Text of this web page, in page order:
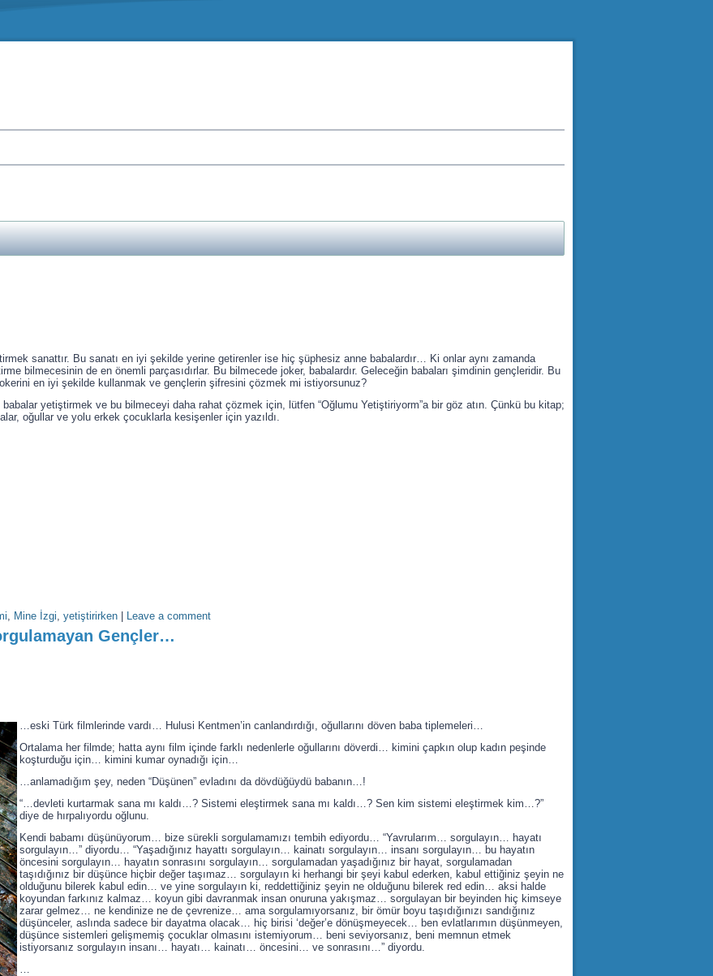
sanattır. Bu sanatı en iyi şekilde yerine getirenler ise hiç şüphesiz anne babalardır… Ki onlar aynı zamanda
bilmecesinin de en önemli parçasıdırlar. Bu bilmecede joker, babalardır. Geleceğin babaları şimdinin gençleridir. Bu
en iyi şekilde kullanmak ve gençlerin şifresini çözmek mi istiyorsunuz?
yetiştirmek ve bu bilmeceyi daha rahat çözmek için, lütfen “Oğlumu Yetiştiriyorm”a bir göz atın. Çünkü bu kitap;
oğullar ve yolu erkek çocuklarla kesişenler için yazıldı.
, Mine İzgi, yetiştirirken Leave a comment
Gençler…
…eski Türk filmlerinde vardı… Hulusi Kentmen’in canlandırdığı, oğullarını döven baba tiplemeleri…
Ortalama her filmde; hatta aynı film içinde farklı nedenlerle oğullarını döverdi… kimini çapkın olup kadın peşinde
koşturduğu için… kimini kumar oynadığı için…
…anlamadığım şey, neden “Düşünen” evladını da dövdüğüydü babanın…!
“…devleti kurtarmak sana mı kaldı…? Sistemi eleştirmek sana mı kaldı…? Sen kim sistemi eleştirmek kim…?”
diye de hırpalıyordu oğlunu.
Kendi babamı düşünüyorum… bize sürekli sorgulamamızı tembih ediyordu… “Yavrularım… sorgulayın… hayatı
sorgulayın…” diyordu… “Yaşadığınız hayattı sorgulayın… kainatı sorgulayın… insanı sorgulayın… bu hayatın
öncesini sorgulayın… hayatın sonrasını sorgulayın… sorgulamadan yaşadığınız bir hayat, sorgulamadan
taşıdığınız bir düşünce hiçbir değer taşımaz… sorgulayın ki herhangi bir şeyi kabul ederken, kabul ettiğiniz şeyin ne
olduğunu bilerek kabul edin… ve yine sorgulayın ki, reddettiğiniz şeyin ne olduğunu bilerek red edin… aksi halde
koyundan farkınız kalmaz… koyun gibi davranmak insan onuruna yakışmaz… sorgulayan bir beyinden hiç kimseye
zarar gelmez… ne kendinize ne de çevrenize… ama sorgulamıyorsanız, bir ömür boyu taşıdığınızı sandığınız
düşünceler, aslında sadece bir dayatma olacak… hiç birisi ‘değer’e dönüşmeyecek… ben evlatlarımın düşünmeyen,
düşünce sistemleri gelişmemiş çocuklar olmasını istemiyorum… beni seviyorsanız, beni memnun etmek
istiyorsanız sorgulayın insanı… hayatı… kainatı… öncesini… ve sonrasını…” diyordu.
…